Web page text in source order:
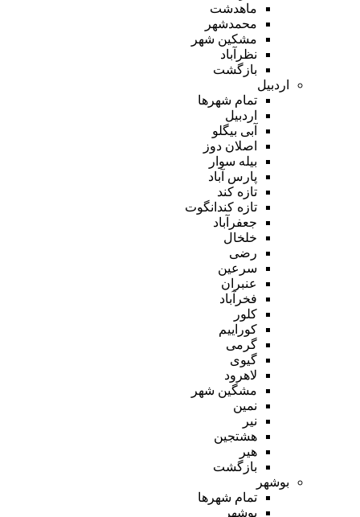
ماهدشت
محمدشهر
مشکین شهر
نظرآباد
بازگشت
اردبیل
تمام شهر‌ها
اردبیل
آبی بیگلو
اصلان دوز
بیله سوار
پارس آباد
تازه کند
تازه کندانگوت
جعفرآباد
خلخال
رضی
سرعین
عنبران
فخرآباد
کلور
کوراییم
گرمی
گیوی
لاهرود
مشگین شهر
نمین
نیر
هشتجین
هیر
بازگشت
بوشهر
تمام شهر‌ها
بوشهر